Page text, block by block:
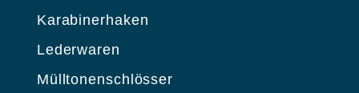
Karabinerhaken
Lederwaren
Mülltonenschlösser